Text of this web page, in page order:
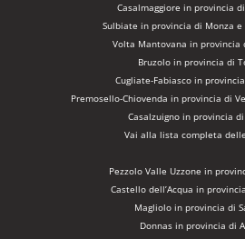
Casalmaggiore in provincia
Sulbiate in provincia di Monza e
Volta Mantovana in provincia
Bruzolo in provincia di
Cugliate-Fabiasco in
Premosello-Chiovenda in provincia di
Casalzuigno in provincia
Vai alla lista completa
Pezzolo Valle Uzzone in
Castello dell’Acqua in
Magliolo in provincia di
Donnas in provincia di